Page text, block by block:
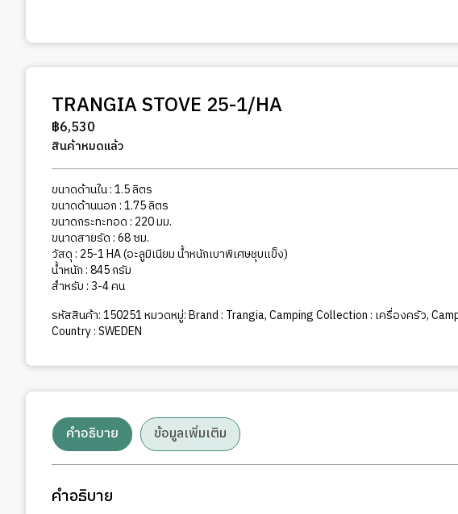
TRANGIA STOVE 25-1/HA
฿6,530
สินค้าหมดแล้ว
ขนาดด้านใน : 1.5 ลิตร
ขนาดด้านนอก : 1.75 ลิตร
ขนาดกระทะทอด : 220 มม.
ขนาดสายรัด : 68 ซม.
วัสดุ : 25-1 HA (อะลูมิเนียม น้ำหนักเบาพิเศษชุบแข็ง)
น้ำหนัก : 845 กรัม
สำหรับ : 3-4 คน
รหัสสินค้า:150251หมวดหมู่:Brand : Trangia,Camping Collection : เครื่องครัว,
Country : SWEDEN
คำอธิบาย ข้อมูลเพิ่มเติม
คำอธิบาย